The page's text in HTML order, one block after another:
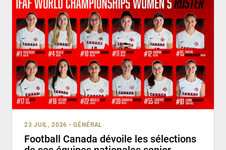
23 JUIL, 2026 • GÉNÉRAL
Football Canada dévoile les sélections